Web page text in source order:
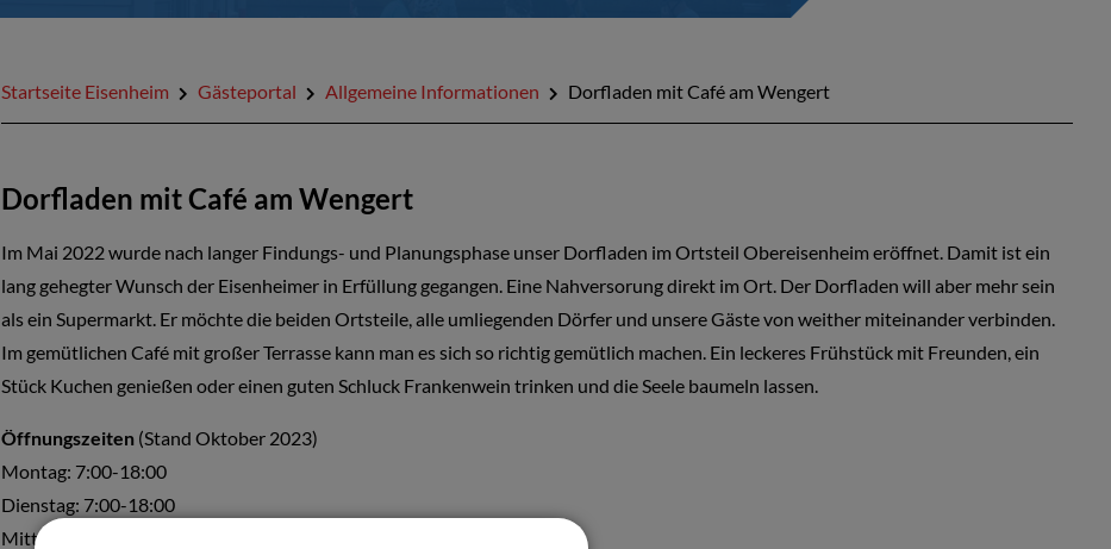
Startseite Eisenheim Gästeportal Allgemeine Informationen Dorfladen mit Café am Wengert
Dorfladen mit Café am Wengert
Im Mai 2022 wurde nach langer Findungs- und Planungsphase unser Dorfladen im Ortsteil Obereisenheim eröffnet. Damit ist ein
lang gehegter Wunsch der Eisenheimer in Erfüllung gegangen. Eine Nahversorung direkt im Ort. Der Dorfladen will aber mehr sein
als ein Supermarkt. Er möchte die beiden Ortsteile, alle umliegenden Dörfer und unsere Gäste von weither miteinander verbinden.
Im gemütlichen Café mit großer Terrasse kann man es sich so richtig gemütlich machen. Ein leckeres Frühstück mit Freunden, ein
Stück Kuchen genießen oder einen guten Schluck Frankenwein trinken und die Seele baumeln lassen.
Öffnungszeiten (Stand Oktober 2023)
Montag: 7:00-18:00
Dienstag: 7:00-18:00
Mittwoch: 7:00-18:00